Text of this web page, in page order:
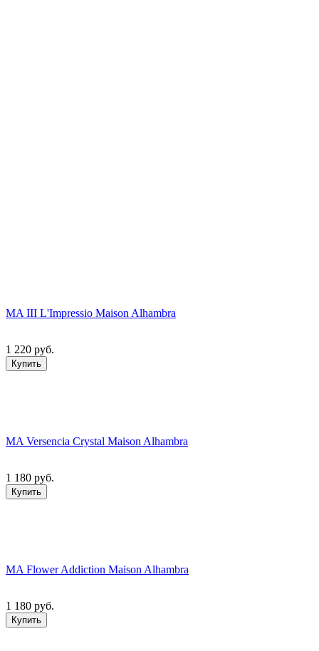
MA III L'Impressio Maison Alhambra
1 220 руб.
Купить
MA Versencia Crystal Maison Alhambra
1 180 руб.
Купить
MA Flower Addiction Maison Alhambra
1 180 руб.
Купить